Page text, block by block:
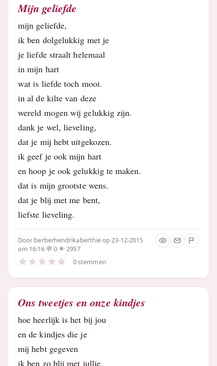
Mijn geliefde
mijn geliefde,
ik ben dolgelukkig met je
je liefde straalt helemaal
in mijn hart
wat is liefde toch mooi.
in al de kilte van deze
wereld mogen wij gelukkig zijn.
dank je wel, lieveling,
dat je mij hebt uitgekozen.
ik geef je ook mijn hart
en hoop je ook gelukkig te maken.
dat is mijn grootste wens.
dat je blij met me bent,
liefste lieveling.
Door berberhendrikaberthieop 23-12-2015
om 16:16
0
2957
0 stemmen
Ons tweetjes en onze kindjes
hoe heerlijk is het bij jou
en de kindjes die je
mij hebt gegeven
ik ben zo blij met jullie